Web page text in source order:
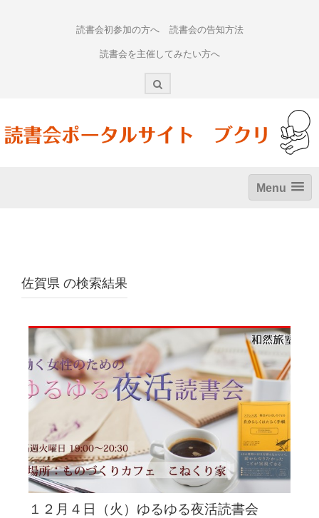
読書会初参加の方へ 読書会の告知方法
読書会を主催してみたい方へ
Menu
佐賀県 の検索結果
１２月４日（火）ゆるゆる夜活読書会